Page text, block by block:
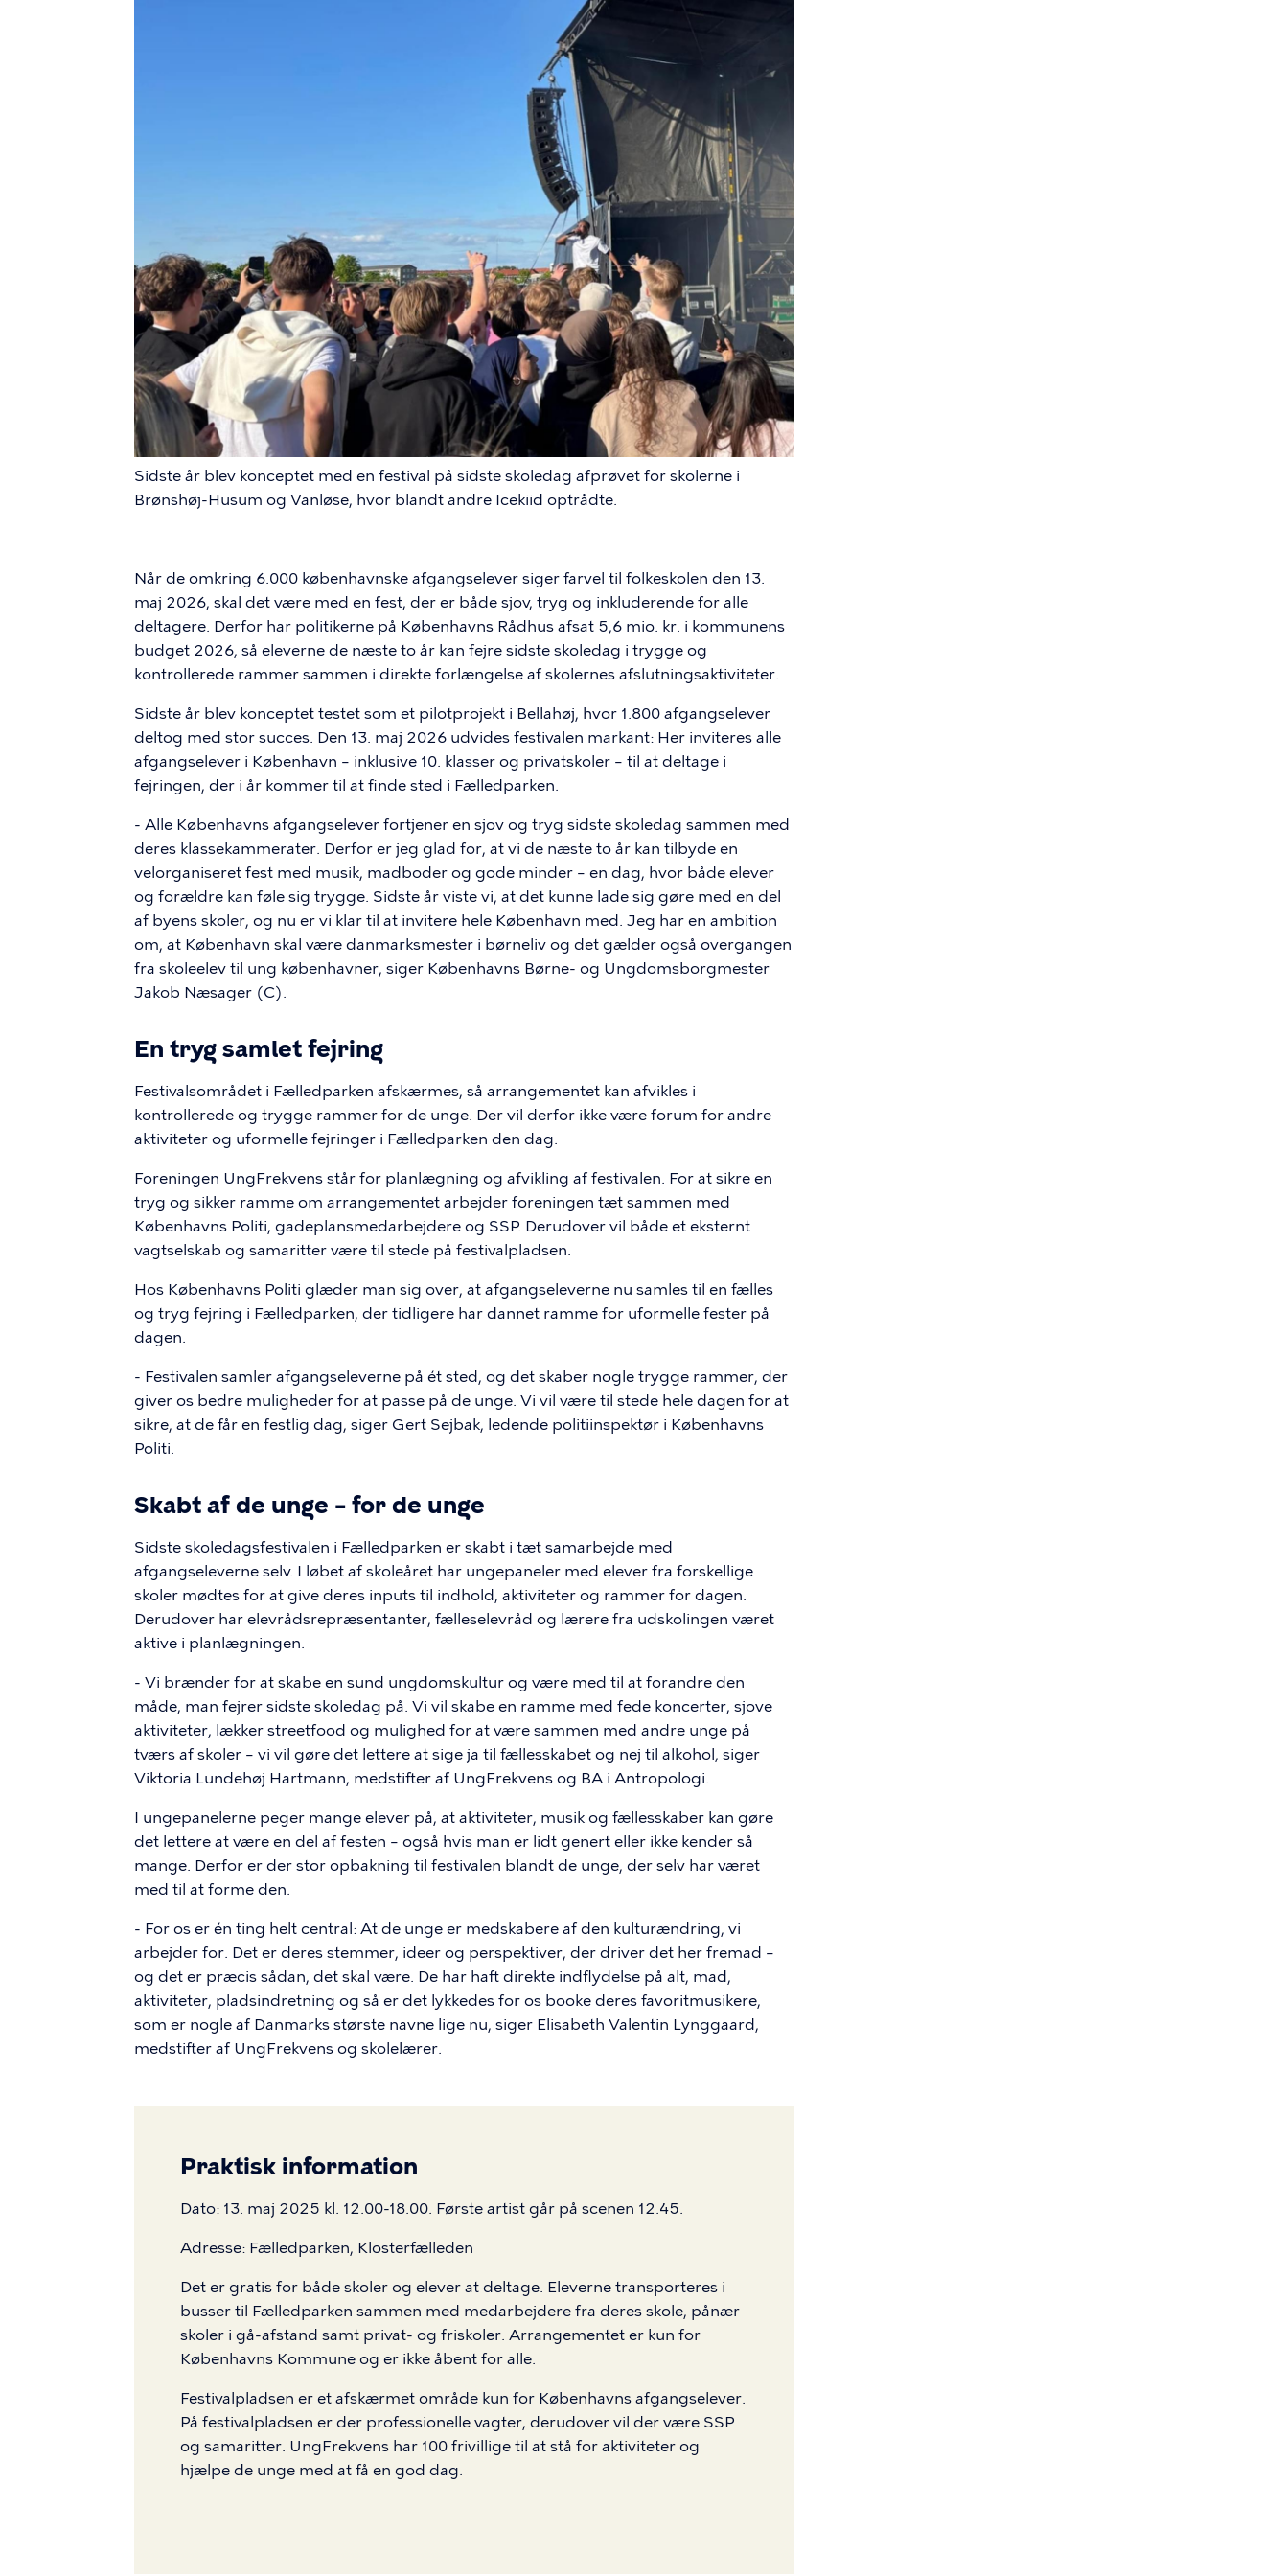
Sidste år blev konceptet med en festival på sidste skoledag afprøvet for skolerne i
Brønshøj-Husum og Vanløse, hvor blandt andre Icekiid optrådte.
Når de omkring 6.000 københavnske afgangselever siger farvel til folkeskolen den 13.
maj 2026, skal det være med en fest, der er både sjov, tryg og inkluderende for alle
deltagere. Derfor har politikerne på Københavns Rådhus afsat 5,6 mio. kr. i kommunens
budget 2026, så eleverne de næste to år kan fejre sidste skoledag i trygge og
kontrollerede rammer sammen i direkte forlængelse af skolernes afslutningsaktiviteter.
Sidste år blev konceptet testet som et pilotprojekt i Bellahøj, hvor 1.800 afgangselever
deltog med stor succes. Den 13. maj 2026 udvides festivalen markant: Her inviteres alle
afgangselever i København – inklusive 10. klasser og privatskoler – til at deltage i
fejringen, der i år kommer til at finde sted i Fælledparken.
- Alle Københavns afgangselever fortjener en sjov og tryg sidste skoledag sammen med
deres klassekammerater. Derfor er jeg glad for, at vi de næste to år kan tilbyde en
velorganiseret fest med musik, madboder og gode minder – en dag, hvor både elever
og forældre kan føle sig trygge. Sidste år viste vi, at det kunne lade sig gøre med en del
af byens skoler, og nu er vi klar til at invitere hele København med. Jeg har en ambition
om, at København skal være danmarksmester i børneliv og det gælder også overgangen
fra skoleelev til ung københavner, siger Københavns Børne- og Ungdomsborgmester
Jakob Næsager (C).
En tryg samlet fejring
Festivalsområdet i Fælledparken afskærmes, så arrangementet kan afvikles i
kontrollerede og trygge rammer for de unge. Der vil derfor ikke være forum for andre
aktiviteter og uformelle fejringer i Fælledparken den dag.
Foreningen UngFrekvens står for planlægning og afvikling af festivalen. For at sikre en
tryg og sikker ramme om arrangementet arbejder foreningen tæt sammen med
Københavns Politi, gadeplansmedarbejdere og SSP. Derudover vil både et eksternt
vagtselskab og samaritter være til stede på festivalpladsen.
Hos Københavns Politi glæder man sig over, at afgangseleverne nu samles til en fælles
og tryg fejring i Fælledparken, der tidligere har dannet ramme for uformelle fester på
dagen.
- Festivalen samler afgangseleverne på ét sted, og det skaber nogle trygge rammer, der
giver os bedre muligheder for at passe på de unge. Vi vil være til stede hele dagen for at
sikre, at de får en festlig dag, siger Gert Sejbak, ledende politiinspektør i Københavns
Politi.
Skabt af de unge – for de unge
Sidste skoledagsfestivalen i Fælledparken er skabt i tæt samarbejde med
afgangseleverne selv. I løbet af skoleåret har ungepaneler med elever fra forskellige
skoler mødtes for at give deres inputs til indhold, aktiviteter og rammer for dagen.
Derudover har elevrådsrepræsentanter, fælleselevråd og lærere fra udskolingen været
aktive i planlægningen.
- Vi brænder for at skabe en sund ungdomskultur og være med til at forandre den
måde, man fejrer sidste skoledag på. Vi vil skabe en ramme med fede koncerter, sjove
aktiviteter, lækker streetfood og mulighed for at være sammen med andre unge på
tværs af skoler – vi vil gøre det lettere at sige ja til fællesskabet og nej til alkohol, siger
Viktoria Lundehøj Hartmann, medstifter af UngFrekvens og BA i Antropologi.
I ungepanelerne peger mange elever på, at aktiviteter, musik og fællesskaber kan gøre
det lettere at være en del af festen – også hvis man er lidt genert eller ikke kender så
mange. Derfor er der stor opbakning til festivalen blandt de unge, der selv har været
med til at forme den.
- For os er én ting helt central: At de unge er medskabere af den kulturændring, vi
arbejder for. Det er deres stemmer, ideer og perspektiver, der driver det her fremad –
og det er præcis sådan, det skal være. De har haft direkte indflydelse på alt, mad,
aktiviteter, pladsindretning og så er det lykkedes for os booke deres favoritmusikere,
som er nogle af Danmarks største navne lige nu, siger Elisabeth Valentin Lynggaard,
medstifter af UngFrekvens og skolelærer.
Praktisk information
Dato: 13. maj 2025 kl. 12.00-18.00. Første artist går på scenen 12.45.
Adresse: Fælledparken, Klosterfælleden
Det er gratis for både skoler og elever at deltage. Eleverne transporteres i
busser til Fælledparken sammen med medarbejdere fra deres skole, pånær
skoler i gå-afstand samt privat- og friskoler. Arrangementet er kun for
Københavns Kommune og er ikke åbent for alle.
Festivalpladsen er et afskærmet område kun for Københavns afgangselever.
På festivalpladsen er der professionelle vagter, derudover vil der være SSP
og samaritter. UngFrekvens har 100 frivillige til at stå for aktiviteter og
hjælpe de unge med at få en god dag.